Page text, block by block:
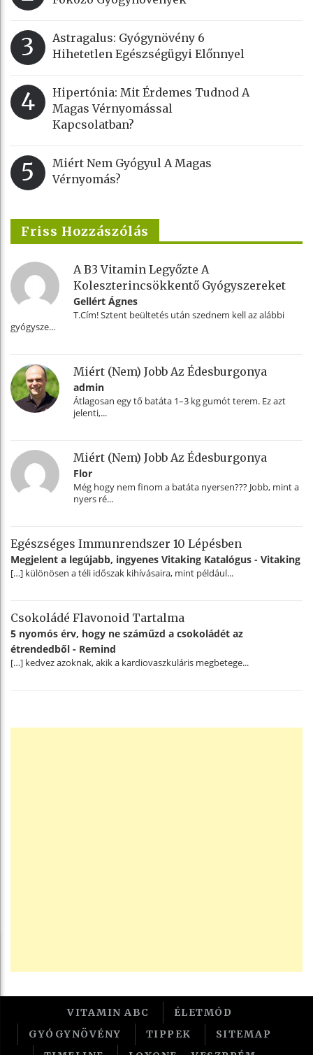
3
Astragalus: Gyógynövény 6
Hihetetlen Egészségügyi Előnnyel
4
Hipertónia: Mit Érdemes Tudnod A
Magas Vérnyomással
Kapcsolatban?
5
Miért Nem Gyógyul A Magas
Vérnyomás?
Friss Hozzászólás
A B3 Vitamin Legyőzte A
Koleszterincsökkentő Gyógyszereket
Gellért Ágnes
T.Cím! Sztent beültetés után szednem kell az alábbi
gyógysze...
Miért (nem) Jobb Az Édesburgonya
admin
Átlagosan egy tő batáta 1–3 kg gumót terem. Ez azt
jelenti,...
Miért (nem) Jobb Az Édesburgonya
Flor
Még hogy nem finom a batáta nyersen??? Jobb, mint a
nyers ré...
Egészséges Immunrendszer 10 Lépésben
Megjelent a legújabb, ingyenes Vitaking Katalógus - Vitaking
[…] különösen a téli időszak kihívásaira, mint például...
Csokoládé Flavonoid Tartalma
5 nyomós érv, hogy ne száműzd a csokoládét az
étrendedből - Remind
[…] kedvez azoknak, akik a kardiovaszkuláris megbetege...
VITAMIN ABC
ÉLETMÓD
GYÓGYNÖVÉNY
TIPPEK
SITEMAP